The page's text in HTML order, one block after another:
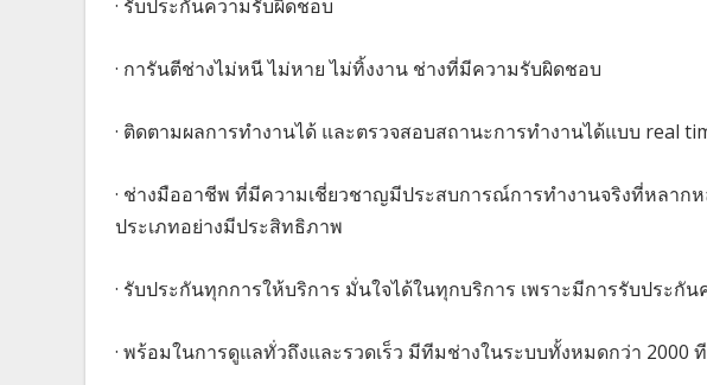
· รับประกันความรับผิดชอบ
· การันตีช่างไม่หนี ไม่หาย ไม่ทิ้งงาน ช่างที่มีความรับผิดชอบ
· ติดตามผลการทำงานได้ และตรวจสอบสถานะการทำงานได้แบบ real
· ช่างมืออาชีพ ที่มีความเชี่ยวชาญมีประสบการณ์การทำงานจริงที่หลาก
ประเภทอย่างมีประสิทธิภาพ
· รับประกันทุกการให้บริการ มั่นใจได้ในทุกบริการ เพราะมีการรับประ
· พร้อมในการดูแลทั่วถึงและรวดเร็ว มีทีมช่างในระบบทั้งหมดกว่า 2000